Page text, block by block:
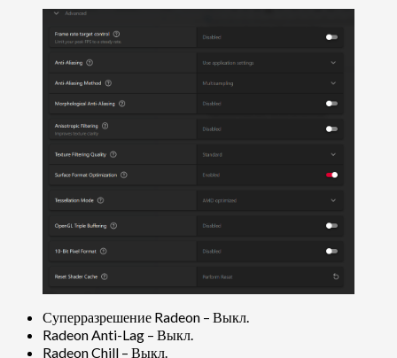
Суперразрешение Radeon – Выкл.
Radeon Anti-Lag – Выкл.
Radeon Chill – Выкл.